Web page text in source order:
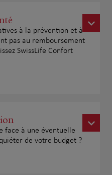
à la prévention et à
pas au remboursement
SwissLife Confort
face à une éventuelle
de votre budget ?